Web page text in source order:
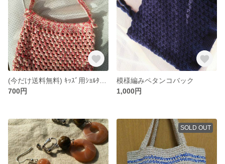
700円
模様編みペタンコバック
1,000円
SOLD OUT